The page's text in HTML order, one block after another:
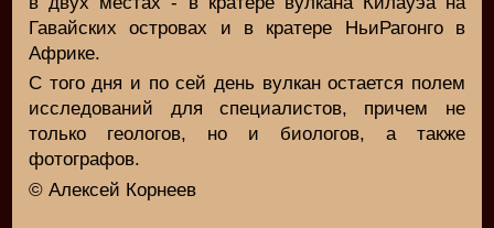
Гавайских островах и в кратере НьиРагонго в
Африке.
С того дня и по сей день вулкан остается полем
исследований для специалистов, причем не
только геологов, но и биологов, а также
фотографов.
© Алексей Корнеев